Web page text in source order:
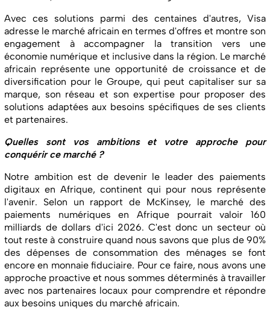
Avec ces solutions parmi des centaines d'autres, Visa
adresse le marché africain en termes d'offres et montre son
engagement à accompagner la transition vers une
économie numérique et inclusive dans la région. Le marché
africain représente une opportunité de croissance et de
diversification pour le Groupe, qui peut capitaliser sur sa
marque, son réseau et son expertise pour proposer des
solutions adaptées aux besoins spécifiques de ses clients
et partenaires.
Quelles sont vos ambitions et votre approche pour
conquérir ce marché ?
Notre ambition est de devenir le leader des paiements
digitaux en Afrique, continent qui pour nous représente
l'avenir. Selon un rapport de McKinsey, le marché des
paiements numériques en Afrique pourrait valoir 160
milliards de dollars d'ici 2026. C'est donc un secteur où
tout reste à construire quand nous savons que plus de 90%
des dépenses de consommation des ménages se font
encore en monnaie fiduciaire. Pour ce faire, nous avons une
approche proactive et nous sommes déterminés à travailler
avec nos partenaires locaux pour comprendre et répondre
aux besoins uniques du marché africain.